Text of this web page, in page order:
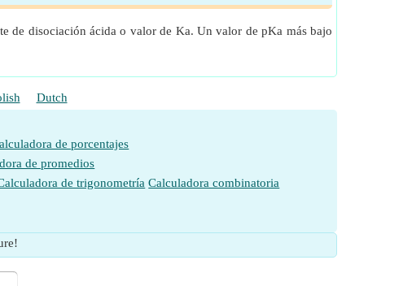
de disociación ácida o valor de Ka. Un valor de pKa más bajo
Dutch
de porcentajes
de promedios
de trigonometría Calculadora combinatoria